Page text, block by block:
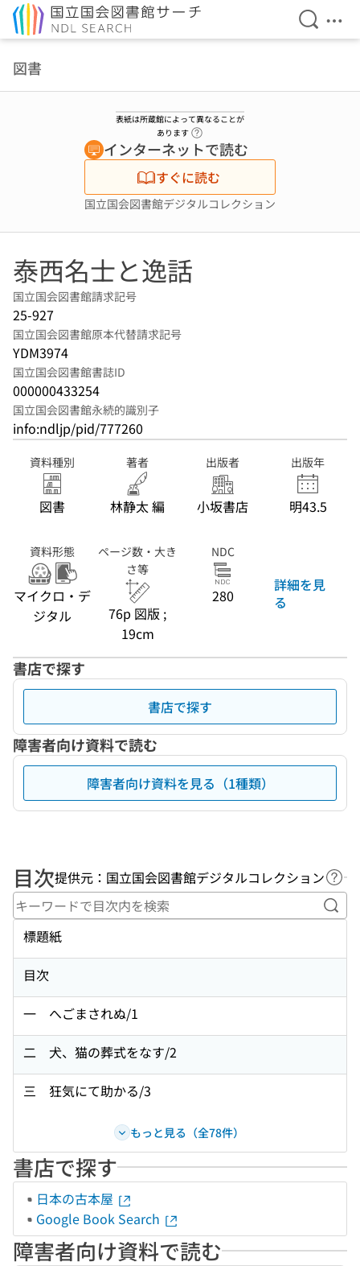
検索を
メ
図書
表紙は所蔵館によって異なることが
あります
インターネットで読む
すぐに読む
国立国会図書館デジタルコレクション
泰西名士と逸話
国立国会図書館請求記号
25-927
国立国会図書館原本代替請求記号
YDM3974
国立国会図書館書誌ID
000000433254
国立国会図書館永続的識別子
info:ndljp/pid/777260
資料種別
図書
著者
林静太 編
出版者
小坂書店
出版年
明43.5
資料形態
マイクロ・デ
ジタル
ページ数・大き
さ等
76p 図版 ;
19cm
NDC
280
詳細を見
る
書店で探す
書店で探す
障害者向け資料で読む
障害者向け資料を見る（1種類）
目次提供元：国立国会図書館デジタルコレクション ヘ
キ
標題紙
目次
一 へごまされぬ/1
二 犬、猫の葬式をなす/2
三 狂気にて助かる/3
もっと見る（全78件）
書店で探す
日本の古本屋
Google Book Search
障害者向け資料で読む